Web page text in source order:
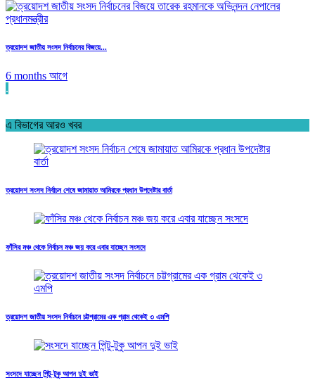
ত্রয়োদশ জাতীয় সংসদ নির্বাচনের বিজয়ে...
6 months আগে
.
এ বিভাগের আরও খবর
ত্রয়োদশ সংসদ নির্বাচন শেষে জামায়াত আমিরকে প্রধান উপদেষ্টার বার্তা
ফাঁসির মঞ্চ থেকে নির্বাচন মঞ্চ জয় করে এবার যাচ্ছেন সংসদে
ত্রয়োদশ জাতীয় সংসদ নির্বাচনে চট্টগ্রামের এক গ্রাম থেকেই ৩ এমপি
সংসদে যাচ্ছেন পিন্টু-টুকু আপন দুই ভাই